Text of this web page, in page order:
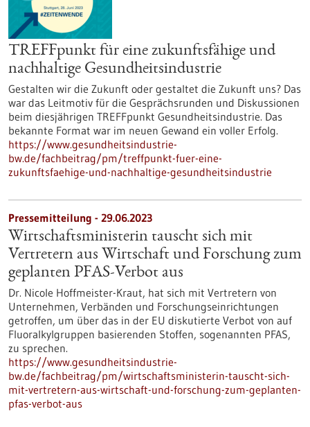
TREFFpunkt für eine zukunftsfähige und
nachhaltige Gesundheitsindustrie
Gestalten wir die Zukunft oder gestaltet die Zukunft uns? Das
war das Leitmotiv für die Gesprächsrunden und Diskussionen
beim diesjährigen TREFFpunkt Gesundheitsindustrie. Das
bekannte Format war im neuen Gewand ein voller Erfolg.
https://www.gesundheitsindustrie-
bw.de/fachbeitrag/pm/treffpunkt-fuer-eine-
zukunftsfaehige-und-nachhaltige-gesundheitsindustrie
Pressemitteilung - 29.06.2023
Wirtschaftsministerin tauscht sich mit
Vertretern aus Wirtschaft und Forschung zum
geplanten PFAS-Verbot aus
Dr. Nicole Hoffmeister-Kraut, hat sich mit Vertretern von
Unternehmen, Verbänden und Forschungseinrichtungen
getroffen, um über das in der EU diskutierte Verbot von auf
Fluoralkylgruppen basierenden Stoffen, sogenannten PFAS,
zu sprechen.
https://www.gesundheitsindustrie-
bw.de/fachbeitrag/pm/wirtschaftsministerin-tauscht-sich-
mit-vertretern-aus-wirtschaft-und-forschung-zum-geplanten-
pfas-verbot-aus